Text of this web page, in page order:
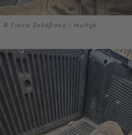
© Γιάνα Ζαλέβσκα | Multyk